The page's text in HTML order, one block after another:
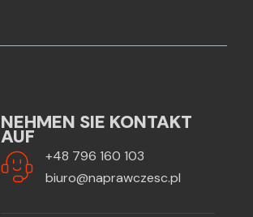
NEHMEN SIE KONTAKT
AUF
+48 796 160 103
biuro@naprawczesc.pl